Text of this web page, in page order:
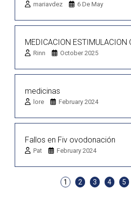
mariavdez 6 De May
MEDICACION ESTIMULACION
Rinn October 2025
medicinas
lore February 2024
Fallos en Fiv ovodonación
Pat February 2024
1 2 3 4 5